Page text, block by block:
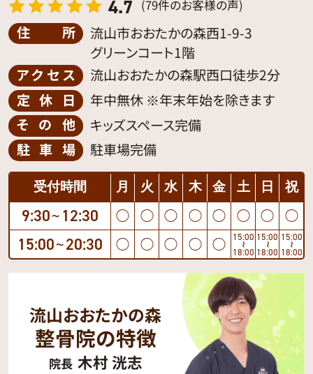
4.7 (79件のお客様の声)
住所
流山市おおたかの森西1-9-3
グリーンコート1階
アクセス
流山おおたかの森駅西口徒歩2分
定休日
年中無休 ※年末年始を除きます
その他
キッズスペース完備
駐車場
駐車場完備
受付時間 月 火 水 木 金 土 日 祝
9:30 〜 12:30 ◯ ◯ ◯ ◯ ◯ ◯ ◯ ◯
15:00 〜 20:30 ◯ ◯ ◯ ◯ ◯ 15:00
〜
18:00
15:00
〜
18:00
15:00
〜
18:00
流山おおたかの森
整骨院の特徴
院長 木村 洸志